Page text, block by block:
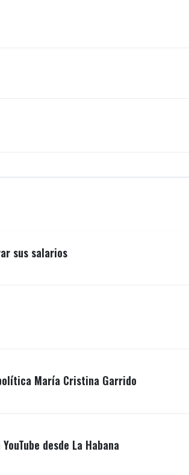
sus salarios
María Cristina Garrido
desde La Habana